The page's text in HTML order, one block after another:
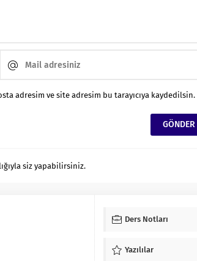
adresim ve site adresim bu tarayıcıya kaydedilsin.
siz yapabilirsiniz.
Ders Notları
Yazılılar